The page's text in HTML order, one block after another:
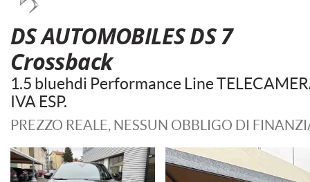
AZIENDA
COMPRIAMO LA TUA AUTO
I NOSTRI SERVIZI
ASSISTENZA
DICONO DI NOI
DS AUTOMOBILES DS 7
Crossback
1.5 bluehdi Performance Line
IVA ESP.
PREZZO REALE, NESSUN OBBLIGO DI
pannello
consente
di
esprimere
le
tue
preferenze
di
consenso
alle
tecnologie
di